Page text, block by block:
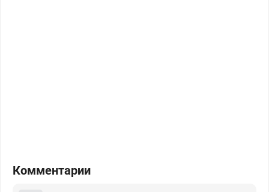
Комментарии